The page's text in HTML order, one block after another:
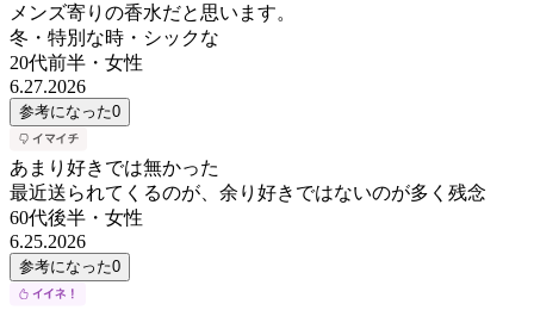
メンズ寄りの香水だと思います。
冬・特別な時・シックな
20代前半 ・ 女性
6.27.2026
参考になった0
あまり好きでは無かった
最近送られてくるのが、余り好きではないのが多く残念
60代後半 ・ 女性
6.25.2026
参考になった0